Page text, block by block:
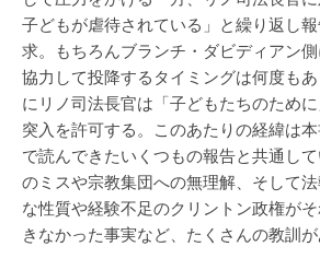
子どもが虐待されている」と繰り返し
求。もちろんブランチ・ダビディアン
協力して投降するタイミングは何度も
にリノ司法長官は「子どもたちのため
突入を許可する。このあたりの経緯は
で読んできたいくつもの報告と共通し
のミスや宗教集団への無理解、そして
な性質や経験不足のクリントン政権が
きなかった事実など、たくさんの教訓が